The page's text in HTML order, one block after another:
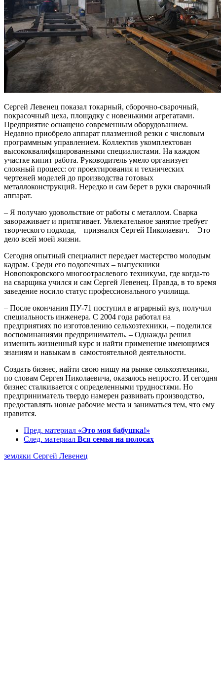
Сергей Левенец показал токарный, сборочно-сварочный,
покрасочный цеха, площадку с новенькими агрегатами.
Предприятие оснащено современным оборудованием.
Недавно приобрело аппарат плазменной резки с числовым
программным управлением. Коллектив укомплектован
высококвалифицированными специалистами. На каждом
участке кипит работа. Руководитель умело организует
сложный процесс: от проектирования и технических
чертежей моделей до производства готовых
металлоконструкций. Нередко и сам берет в руки сварочный
аппарат.
– Я получаю удовольствие от работы с металлом. Сварка
завораживает и притягивает. Увлекательное занятие требует
творческого подхода, – признался Сергей Николаевич. – Это
дело всей моей жизни.
Сегодня опытный специалист передает мастерство молодым
кадрам. Среди его подопечных – выпускники
Новопокровского многоотраслевого техникума, где когда-то
на сварщика учился и сам Сергей Левенец. Правда, в то время
заведение носило статус профессионального училища.
– После окончания ПУ-71 поступил в аграрный вуз, получил
специальность инженера. С 2004 года работал на
предприятиях по изготовлению сельхозтехники, – поделился
воспоминаниями предприниматель. – Однажды решил
изменить жизненный курс и найти применение имеющимся
знаниям и навыкам в самостоятельной деятельности.
Создать бизнес, найти свою нишу на рынке сельхозтехники,
по словам Сергея Николаевича, оказалось непросто. И сегодня
бизнес сталкивается с определенными трудностями. Но
предприниматель твердо намерен развивать производство,
предоставлять новые рабочие места и заниматься тем, что ему
нравится.
Пред. материал «Это моя бабушка!»
След. материал Вся семья на полосах
земляки Сергей Левенец